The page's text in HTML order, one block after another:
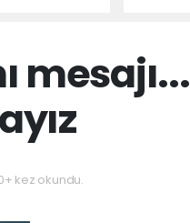
mesajı...
kez okundu.